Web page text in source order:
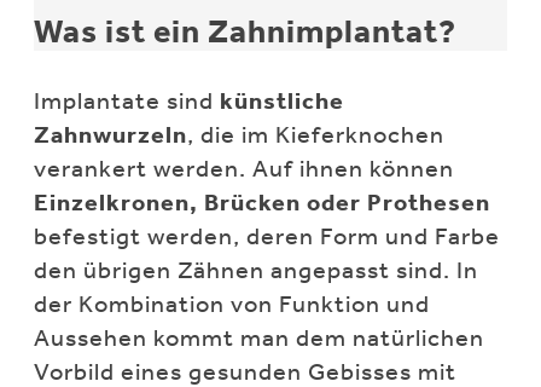
Was ist ein Zahnimplantat?
Implantate sind künstliche
Zahnwurzeln, die im Kieferknochen
verankert werden. Auf ihnen können
Einzelkronen, Brücken oder Prothesen
befestigt werden, deren Form und Farbe
den übrigen Zähnen angepasst sind. In
der Kombination von Funktion und
Aussehen kommt man dem natürlichen
Vorbild eines gesunden Gebisses mit